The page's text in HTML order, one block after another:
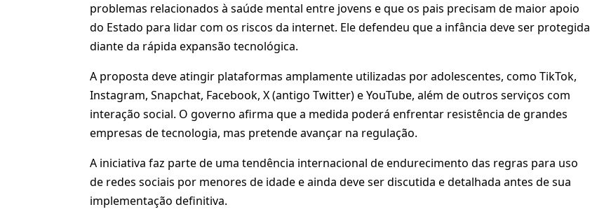
problemas relacionados à saúde mental entre jovens e que os pais precisam de maior apoio
do Estado para lidar com os riscos da internet. Ele defendeu que a infância deve ser protegida
diante da rápida expansão tecnológica.
A proposta deve atingir plataformas amplamente utilizadas por adolescentes, como TikTok,
Instagram, Snapchat, Facebook, X (antigo Twitter) e YouTube, além de outros serviços com
interação social. O governo afirma que a medida poderá enfrentar resistência de grandes
empresas de tecnologia, mas pretende avançar na regulação.
A iniciativa faz parte de uma tendência internacional de endurecimento das regras para uso
de redes sociais por menores de idade e ainda deve ser discutida e detalhada antes de sua
implementação definitiva.